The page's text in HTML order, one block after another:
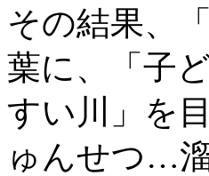
その結果、
葉に、「子
すい川」を
ゅんせつ…